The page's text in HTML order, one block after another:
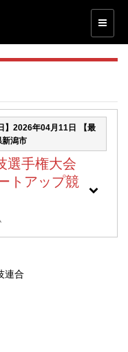
】2026年04月11日
【最
新潟市
選手権大会
トアップ競
連合